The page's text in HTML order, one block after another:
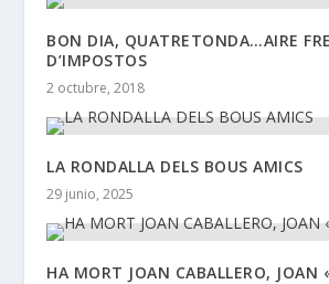
BON DIA, QUATRETONDA…AIRE
D’IMPOSTOS
2 octubre, 2018
LA RONDALLA DELS BOUS AMICS
29 junio, 2025
HA MORT JOAN CABALLERO, JOAN